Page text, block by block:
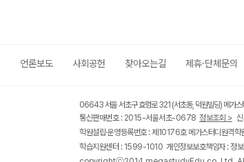
언론보도 사회공헌 찾아오는길 제휴·단체문의
06643 서울 서초구 효령로 321 (서초동, 덕원빌딩) 메
통신판매번호 : 2015-서울서초-0678 정보조회 >
학원설립·운영등록번호 : 제10176호 메가스터디원격학
학습지원센터 : 1599-1010 개인정보보호책임자 : 정